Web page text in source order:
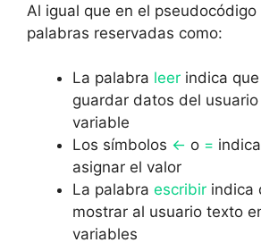
Al igual que en el pseudocódigo
palabras reservadas como:
La palabra leer indica
guardar datos del
variable
Los símbolos <- o =
asignar el valor
La palabra escribir indica
mostrar al usuario texto
variables